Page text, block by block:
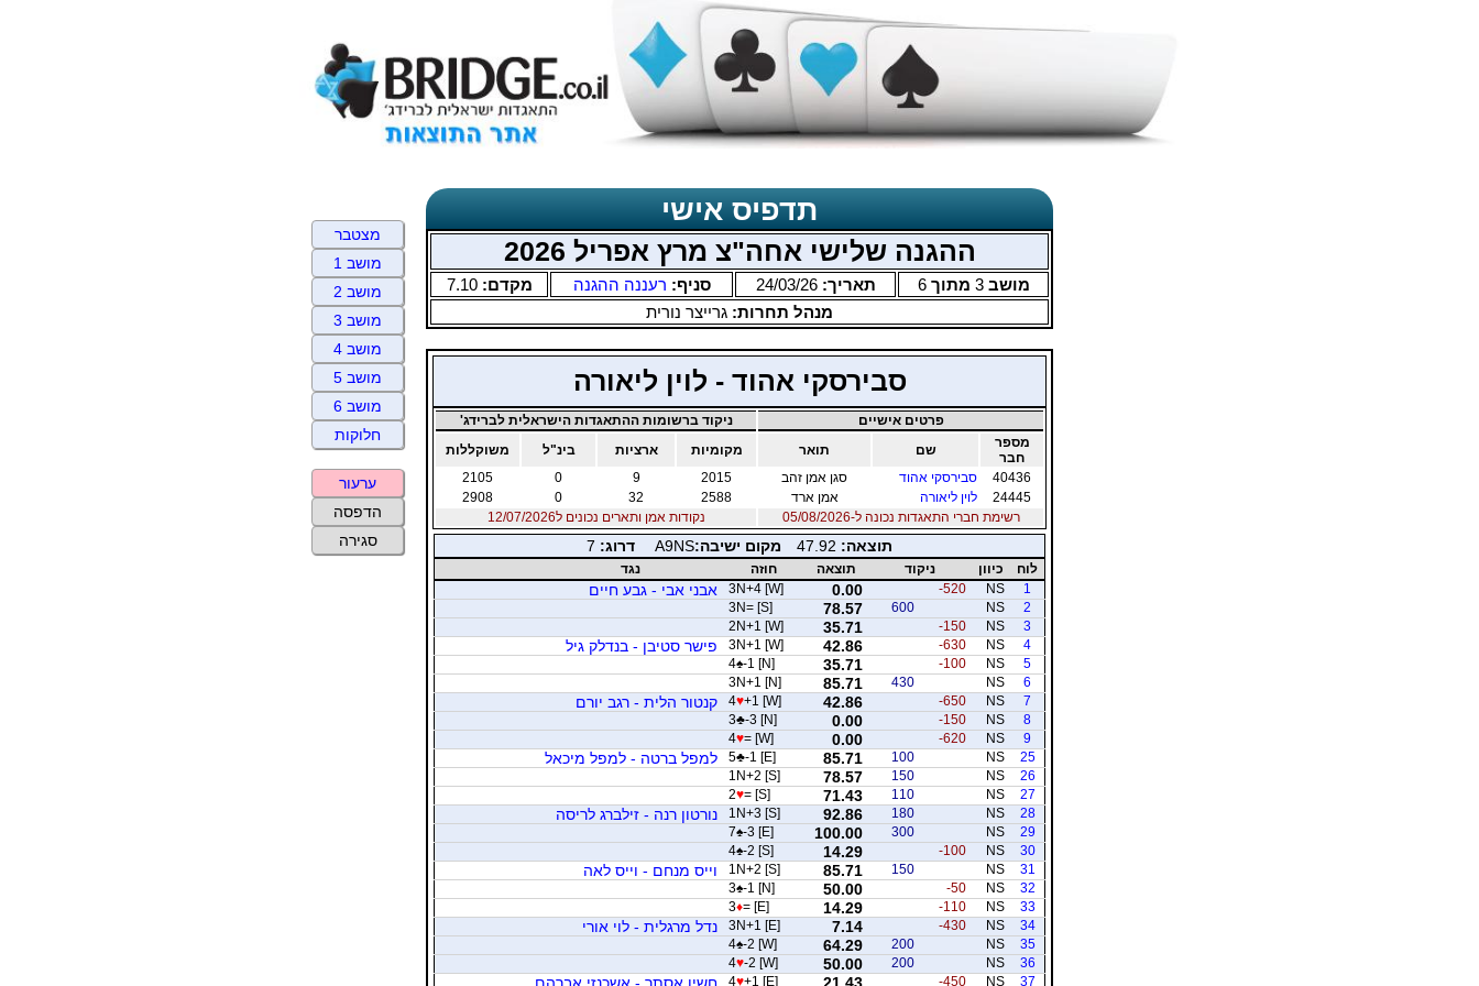
תדפיס אישי
ההגנה שלישי אחה"צ מרץ אפריל 2026
מושב3 מתוך6 תאריך:24/03/26 סניף: רעננה ההגנה מקדם:7.10
מנהל תחרות: גרייצר נורית
סבירסקי אהוד - לוין ליאורה
פרטים אישיים
ניקוד ברשומות ההתאגדות הישראלית לברידג'
מספר
חבר
שם תואר מקומיות ארציות בינ"ל
משוקללות
40436
סבירסקי אהוד סגן אמן זהב 2015
9
0
2105
24445
לוין ליאורה אמן ארד 2588
32
0
2908
רשימת חברי התאגדות נכונה ל-05/08/2026
נקודות אמן ותארים נכונים ל12/07/2026
תוצאה: 47.92 מקום ישיבה:A9NS דרוג: 7
לוח כיוון ניקוד תוצאה חוזה
נגד
1
NS
-520
0.00
3N+4 [W] אבני אבי - גבע חיים
2
NS
600
78.57
3N= [S]
3
NS
-150
35.71
2N+1 [W]
4
NS
-630
42.86
3N+1 [W] פישר סטיבן - בנדלק גיל
5
NS
-100
35.71
4♠-1 [N]
6
NS
430
85.71
3N+1 [N]
7
NS
-650
42.86
4♥+1 [W] קנטור הלית - רגב יורם
8
NS
-150
0.00
3♣-3 [N]
9
NS
-620
0.00
4♥= [W]
25
NS
100
85.71
5♣-1 [E] למפל ברטה - למפל מיכאל
26
NS
150
78.57
1N+2 [S]
27
NS
110
71.43
2♥= [S]
28
NS
180
92.86
1N+3 [S] נורטון רנה - זילברג לריסה
29
NS
300
100.00
7♠-3 [E]
30
NS
-100
14.29
4♠-2 [S]
31
NS
150
85.71
1N+2 [S] וייס מנחם - וייס לאה
32
NS
-50
50.00
3♠-1 [N]
33
NS
-110
14.29
3♦= [E]
34
NS
-430
7.14
3N+1 [E] נדל מרגלית - לוי אורי
35
NS
200
64.29
4♠-2 [W]
36
NS
200
50.00
4♥-2 [W]
37
NS
-450
21.43
4♥+1 [E] חשין אסתר - אשכנזי אברהם
מצטבר
מושב 1
מושב 2
מושב 3
מושב 4
מושב 5
מושב 6
חלוקות
ערעור
הדפסה
סגירה